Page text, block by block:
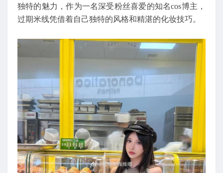
独特的魅力，作为一名深受粉丝喜爱的知名cos博主，
过期米线凭借着自己独特的风格和精湛的化妆技巧。